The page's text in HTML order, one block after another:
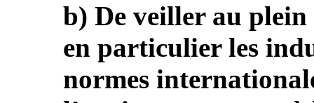
b) De veiller au plein
en particulier les
normes